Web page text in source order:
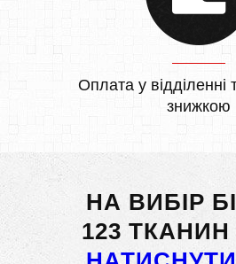
Оплата у відділенні
знижкою
НА ВИБІР
123 ТКАНИН